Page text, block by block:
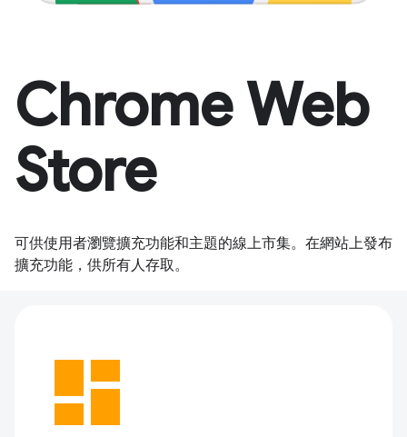
Chrome Web
Store
可供使用者瀏覽擴充功能和主題的線上市集。在網站上發布
擴充功能，供所有人存取。
dashboard